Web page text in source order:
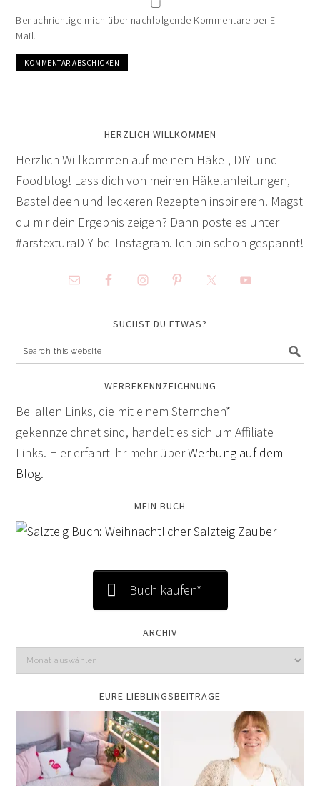
Benachrichtige mich über nachfolgende Kommentare per E-
Mail.
HERZLICH WILLKOMMEN
Herzlich Willkommen auf meinem Häkel, DIY- und
Foodblog! Lass dich von meinen Häkelanleitungen,
Bastelideen und leckeren Rezepten inspirieren! Magst
du mir dein Ergebnis zeigen? Dann poste es unter
#arstexturaDIY bei Instagram. Ich bin schon gespannt!
SUCHST DU ETWAS?
WERBEKENNZEICHNUNG
Bei allen Links, die mit einem Sternchen*
gekennzeichnet sind, handelt es sich um Affiliate
Links. Hier erfahrt ihr mehr überWerbung auf dem
Blog.
MEIN BUCH
Buch kaufen*
ARCHIV
EURE LIEBLINGSBEITRÄGE